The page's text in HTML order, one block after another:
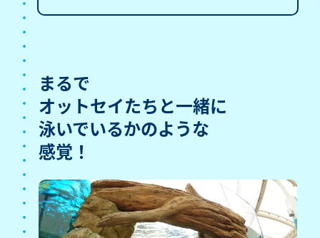
まるで
オットセイたちと一緒に
泳いでいるかのような
感覚！